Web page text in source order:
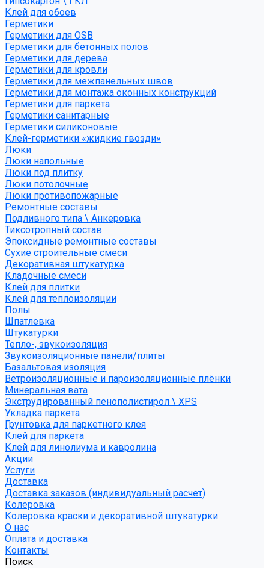
Клей для обоев
Герметики
Герметики для OSB
Герметики для бетонных полов
Герметики для дерева
Герметики для кровли
Герметики для межпанельных швов
Герметики для монтажа оконных конструкций
Герметики для паркета
Герметики санитарные
Герметики силиконовые
Клей-герметики «жидкие гвозди»
Люки
Люки напольные
Люки под плитку
Люки потолочные
Люки противопожарные
Ремонтные составы
Подливного типа \ Анкеровка
Тиксотропный состав
Эпоксидные ремонтные составы
Сухие строительные смеси
Декоративная штукатурка
Кладочные смеси
Клей для плитки
Клей для теплоизоляции
Полы
Шпатлевка
Штукатурки
Тепло-, звукоизоляция
Звукоизоляционные панели/плиты
Базальтовая изоляция
Ветроизоляционные и пароизоляционные плёнки
Минеральная вата
Экструдированный пенополистирол \ XPS
Укладка паркета
Грунтовка для паркетного клея
Клей для паркета
Клей для линолиума и кавролина
Акции
Услуги
Доставка
Доставка заказов (индивидуальный расчет)
Колеровка
Колеровка краски и декоративной штукатурки
О нас
Оплата и доставка
Контакты
Поиск